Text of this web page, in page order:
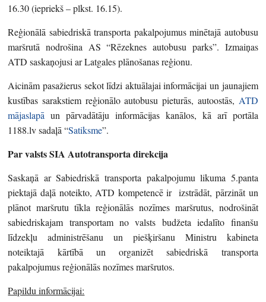
16.30 (iepriekš – plkst. 16.15).
Reģionālā sabiedriskā transporta pakalpojumus minētajā autobusu
maršrutā nodrošina AS “Rēzeknes autobusu parks”. Izmaiņas
ATD saskaņojusi ar Latgales plānošanas reģionu.
Aicinām pasažierus sekot līdzi aktuālajai informācijai un jaunajiem
kustības sarakstiem reģionālo autobusu pieturās, autoostās, ATD
mājaslapā un pārvadātāju informācijas kanālos, kā arī portāla
1188.lv sadaļā “Satiksme”.
Par valsts SIA Autotransporta direkcija
Saskaņā ar Sabiedriskā transporta pakalpojumu likuma 5.panta
piektajā daļā noteikto, ATD kompetencē ir izstrādāt, pārzināt un
plānot maršrutu tīkla reģionālās nozīmes maršrutus, nodrošināt
sabiedriskajam transportam no valsts budžeta iedalīto finanšu
līdzekļu administrēšanu un piešķiršanu Ministru kabineta
noteiktajā kārtībā un organizēt sabiedriskā transporta
pakalpojumus reģionālās nozīmes maršrutos.
Papildu informācijai: